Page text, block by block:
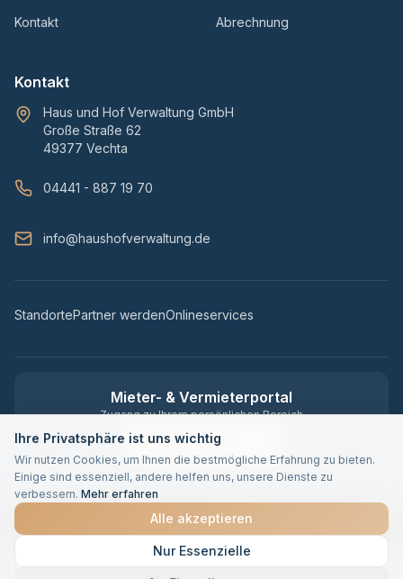
Kontakt Abrechnung
Kontakt
Haus und Hof Verwaltung GmbH
Große Straße 62
49377 Vechta
04441 - 887 19 70
info@haushofverwaltung.de
StandortePartner werdenOnlineservices
Mieter- & Vermieterportal
Zugang zu Ihrem persönlichen Bereich
Zum Portal
Haus und Hof Verwaltung GmbH · Made with 🏠 in Vechta
Impressum & Datenschutz Cookie-Einstellungen
Ihre Privatsphäre ist uns wichtig
Wir nutzen Cookies, um Ihnen die bestmögliche Erfahrung zu bieten.
Einige sind essenziell, andere helfen uns, unsere Dienste zu
verbessern. Mehr erfahren
Nur Essenzielle
Alle akzeptieren